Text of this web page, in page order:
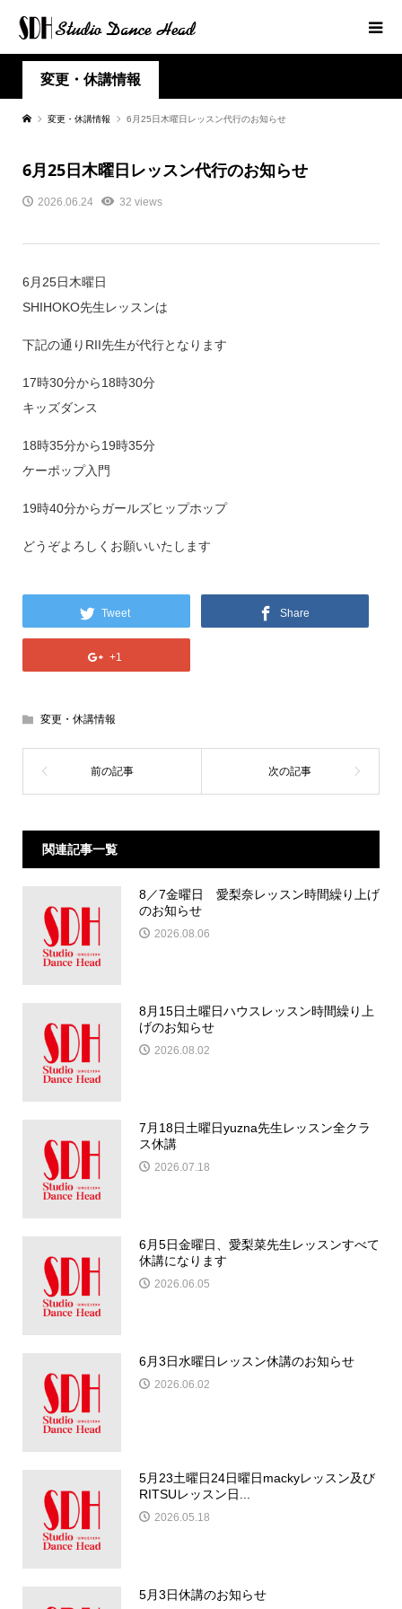
変更・休講情報
変更・休講情報 6月25日木曜日レッスン代行のお知らせ
6月25日木曜日レッスン代行のお知らせ
2026.06.24 32 views
6月25日木曜日
SHIHOKO先生レッスンは
下記の通りRII先生が代行となります
17時30分から18時30分
キッズダンス
18時35分から19時35分
ケーポップ入門
19時40分からガールズヒップホップ
どうぞよろしくお願いいたします
Tweet Share
+1
変更・休講情報
関連記事一覧
8／7金曜日 愛梨奈レッスン時間繰り上げ
のお知らせ
2026.08.06
8月15日土曜日ハウスレッスン時間繰り上
げのお知らせ
2026.08.02
7月18日土曜日yuzna先生レッスン全クラ
ス休講
2026.07.18
6月5日金曜日、愛梨菜先生レッスンすべて
休講になります
2026.06.05
6月3日水曜日レッスン休講のお知らせ
2026.06.02
5月23土曜日24日曜日mackyレッスン及び
RITSUレッスン日...
2026.05.18
5月3日休講のお知らせ